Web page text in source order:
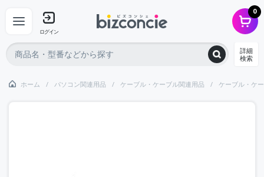
ログイン
0
詳細
検索
ホーム パソコン関連用品 ケーブル・ケーブル関連用品 ケーブル・ケ